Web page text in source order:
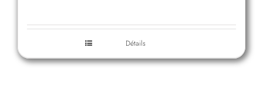
Détails